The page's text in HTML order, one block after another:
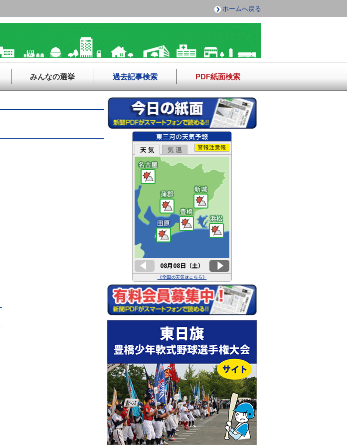
ホームへ戻る
みんなの選挙 過去記事検索 PDF紙面検索